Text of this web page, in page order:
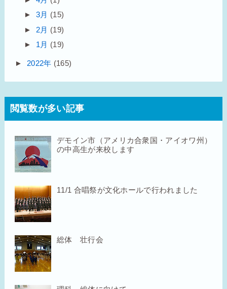
► 3月 (15)
► 2月 (19)
► 1月 (19)
► 2022年 (165)
閲覧数が多い記事
デモイン市（アメリカ合衆国・アイオワ州）
の中高生が来校します
11/1 合唱祭が文化ホールで行われました
総体 壮行会